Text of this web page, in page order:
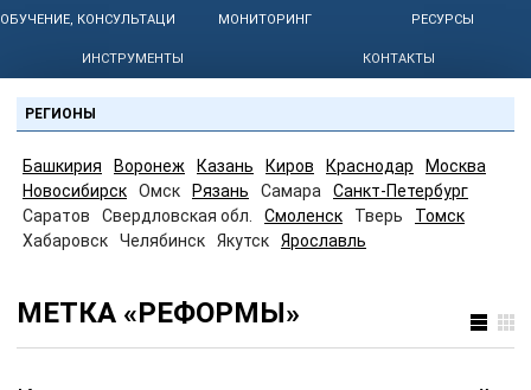
ОБУЧЕНИЕ, КОНСУЛЬТАЦИИ МОНИТОРИНГ РЕСУРСЫ
ИНСТРУМЕНТЫ КОНТАКТЫ
РЕГИОНЫ
Башкирия Воронеж Казань Киров Краснодар
Москва
Новосибирск
Омск Рязань Самара
Санкт-Петербург
Саратов
Свердловская обл. Смоленск Тверь
Томск
Хабаровск
Челябинск Якутск Ярославль
МЕТКА «РЕФОРМЫ»